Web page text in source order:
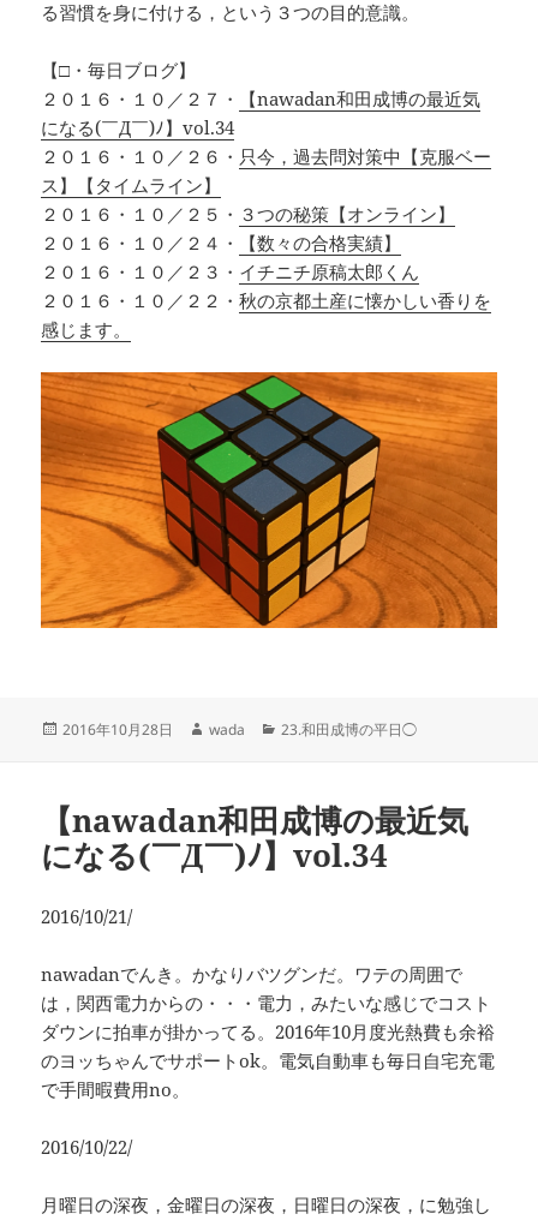
る習慣を身に付ける，という３つの目的意識。
【□・毎日ブログ】
２０１６・１０／２７・
【nawadan和田成博の最近気
になる(￣Д￣)ﾉ】vol.34
２０１６・１０／２６・ 只今，過去問対策中【克服ベー
ス】【タイムライン】
２０１６・１０／２５・ ３つの秘策【オンライン】
２０１６・１０／２４・
【数々の合格実績】
２０１６・１０／２３・ イチニチ原稿太郎くん
２０１６・１０／２２・秋の京都土産に懐かしい香りを
感じます。
投
2016年10月28日
作
wada
カ
ー
23.和田成博の平日◯
【nawadan和田成博の最近気
になる(￣Д￣)ﾉ】vol.34
2016/10/21/
nawadanでんき。かなりバツグンだ。ワテの周囲で
は，関西電力からの・・・電力，みたいな感じでコスト
ダウンに拍車が掛かってる。2016年10月度光熱費も余裕
のヨッちゃんでサポートok。電気自動車も毎日自宅充電
で手間暇費用no。
2016/10/22/
月曜日の深夜，金曜日の深夜，日曜日の深夜，に勉強し